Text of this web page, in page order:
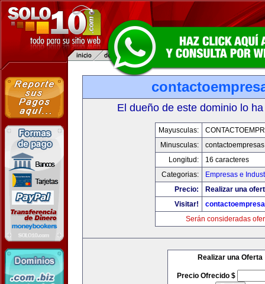
El dueño de este dominio lo
Mayusculas:
Minusculas:
Longitud:
16 caracteres
Categorias:
Empresas e
Precio:
Realizar una
Visitar!
Serán consideradas
Realizar una Oferta
Precio Ofrecido $